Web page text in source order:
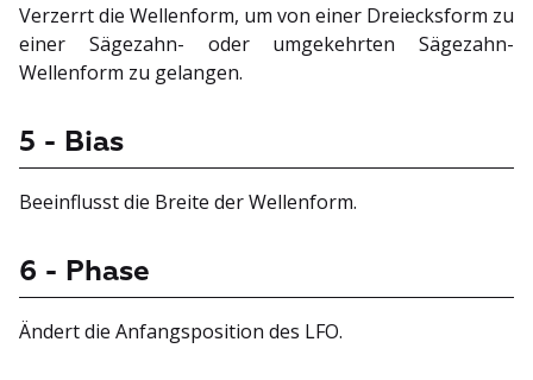
Verzerrt die Wellenform, um von einer Dreiecksform zu
einer Sägezahn- oder umgekehrten Sägezahn-
Wellenform zu gelangen.
5 - Bias
Beeinflusst die Breite der Wellenform.
6 - Phase
Ändert die Anfangsposition des LFO.